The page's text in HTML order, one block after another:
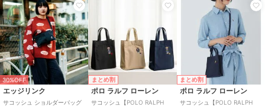
30%OFF
エッジリンク
サコッシュ ショルダーバッグ
まとめ割
ポロ ラルフ ローレン
サコッシュ【POLO RALPH
まとめ割
ポロ ラルフ ローレン
サコッシュ【POLO RALPH